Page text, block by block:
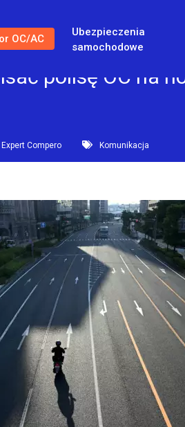
OC/AC
Ubezpieczenia
samochodowe
polisę OC na
Expert Compero Komunikacja